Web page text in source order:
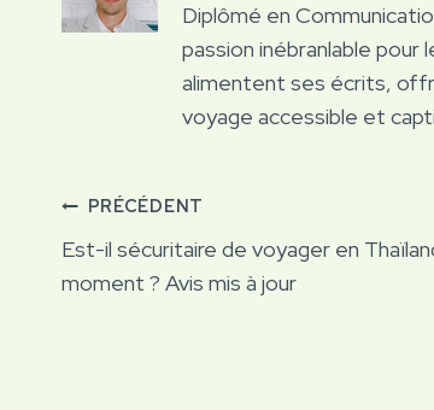
Diplômé en
passion inébranlable
alimentent ses écrits,
voyage accessible et
Navigation
de
PRÉCÉDENT
Est-il sécuritaire de voyager en
moment ? Avis mis à jour